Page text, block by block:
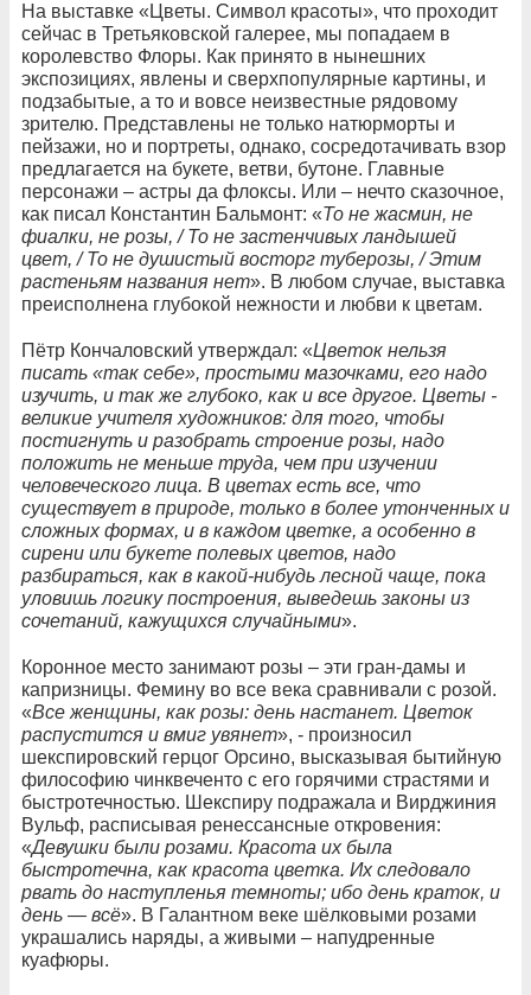
На выставке «Цветы. Символ красоты», что проходит
сейчас в Третьяковской галерее, мы попадаем в
королевство Флоры. Как принято в нынешних
экспозициях, явлены и сверхпопулярные картины, и
подзабытые, а то и вовсе неизвестные рядовому
зрителю. Представлены не только натюрморты и
пейзажи, но и портреты, однако, сосредотачивать взор
предлагается на букете, ветви, бутоне. Главные
персонажи – астры да флоксы. Или – нечто сказочное,
как писал Константин Бальмонт: «То не жасмин, не
фиалки, не розы, / То не застенчивых ландышей
цвет, / То не душистый восторг туберозы, / Этим
растеньям названия нет». В любом случае, выставка
преисполнена глубокой нежности и любви к цветам.
Пётр Кончаловский утверждал: «Цветок нельзя
писать «так себе», простыми мазочками, его надо
изучить, и так же глубоко, как и все другое. Цветы -
великие учителя художников: для того, чтобы
постигнуть и разобрать строение розы, надо
положить не меньше труда, чем при изучении
человеческого лица. В цветах есть все, что
существует в природе, только в более утонченных и
сложных формах, и в каждом цветке, а особенно в
сирени или букете полевых цветов, надо
разбираться, как в какой-нибудь лесной чаще, пока
уловишь логику построения, выведешь законы из
сочетаний, кажущихся случайными».
Коронное место занимают розы – эти гран-дамы и
капризницы. Фемину во все века сравнивали с розой.
«Все женщины, как розы: день настанет. Цветок
распустится и вмиг увянет», - произносил
шекспировский герцог Орсино, высказывая бытийную
философию чинквеченто с его горячими страстями и
быстротечностью. Шекспиру подражала и Вирджиния
Вульф, расписывая ренессансные откровения:
«Девушки были розами. Красота их была
быстротечна, как красота цветка. Их следовало
рвать до наступленья темноты; ибо день краток, и
день — всё». В Галантном веке шёлковыми розами
украшались наряды, а живыми – напудренные
куафюры.